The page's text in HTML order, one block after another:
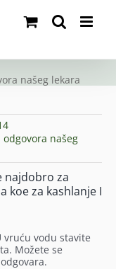
našeg lekara
našeg
najdobro za
koe za kashlanje I
vodu stavite
Možete se